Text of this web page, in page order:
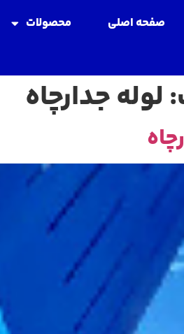
صفحه اصلی محصولات
لوله جدارچاه